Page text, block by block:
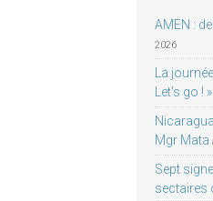
AMEN :
2026
La
Let’s go ! »
Mgr Mata
Sept
sectaires